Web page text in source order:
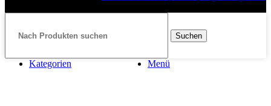
Suchen
Menü
Kategorien